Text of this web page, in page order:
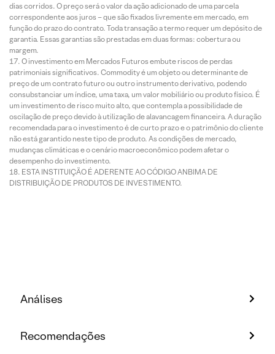
dias corridos. O preço será o valor da ação adicionado de uma parcela
correspondente aos juros – que são fixados livremente em mercado, em
função do prazo do contrato. Toda transação a termo requer um depósito de
garantia. Essas garantias são prestadas em duas formas: cobertura ou
margem.
O investimento em Mercados Futuros embute riscos de perdas
patrimoniais significativos. Commodity é um objeto ou determinante de
preço de um contrato futuro ou outro instrumento derivativo, podendo
consubstanciar um índice, uma taxa, um valor mobiliário ou produto físico. É
um investimento de risco muito alto, que contempla a possibilidade de
oscilação de preço devido à utilização de alavancagem financeira. A duração
recomendada para o investimento é de curto prazo e o patrimônio do cliente
não está garantido neste tipo de produto. As condições de mercado,
mudanças climáticas e o cenário macroeconômico podem afetar o
desempenho do investimento.
ESTA INSTITUIÇÃO É ADERENTE AO CÓDIGO ANBIMA DE
DISTRIBUIÇÃO DE PRODUTOS DE INVESTIMENTO.
Análises
Recomendações